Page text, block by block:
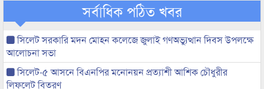
সর্বাধিক পঠিত খবর
সিলেট সরকারি মদন মোহন কলেজে জুলাই গণঅভ্যুত্থান দিবস উপলক্ষে
আলোচনা সভা
সিলেট-৫ আসনে বিএনপির মনোনয়ন প্রত্যাশী আশিক চৌধুরীর
লিফলেট বিতরণ